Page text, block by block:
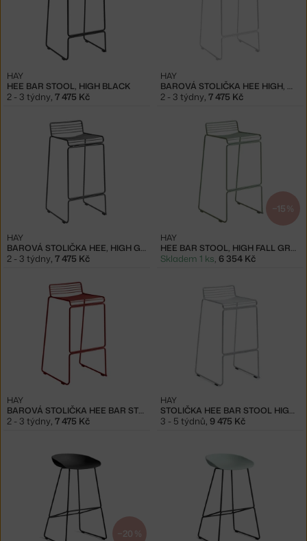
HEE BAR STOOL, HIGH BLACK
HAY
2 - 3 týdny 7 475 Kč
BAROVÁ STOLIČKA HEE HIGH, WHITE
HAY
2 - 3 týdny 7 475 Kč
BAROVÁ STOLIČKA HEE, HIGH GREY
HAY
2 - 3 týdny, 7 475 Kč
−15 %
HEE BAR STOOL, HIGH FALL GREEN
HAY
Skladem 1 ks, 6 354 Kč
BAROVÁ STOLIČKA HEE BAR STOOL HIGH, RUST
HAY
2 - 3 týdny, 7 475 Kč
STOLIČKA HEE BAR STOOL HIGH, HOT GALVANISED
HAY
3 - 5 týdnů, 9 475 Kč
−20 %